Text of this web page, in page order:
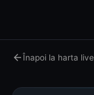
arrow_backÎnapoi la harta live